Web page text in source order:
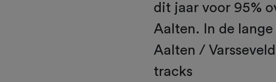
dit jaar voor 95%
Aalten. In de
Aalten /
tracks